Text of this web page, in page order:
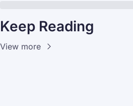
Keep Reading
View more